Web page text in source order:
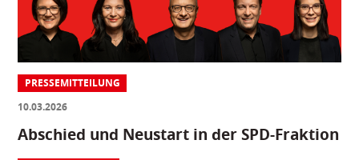
PRESSEMITTEILUNG
10.03.2026
Abschied und Neustart in der SPD-Fraktion